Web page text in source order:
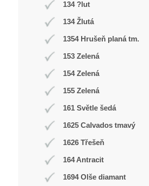
134 ?lut
134 Žlutá
1354 Hrušeň planá tm.
153 Zelená
154 Zelená
155 Zelená
161 Světle šedá
1625 Calvados tmavý
1626 Třešeň
164 Antracit
1694 Olše diamant